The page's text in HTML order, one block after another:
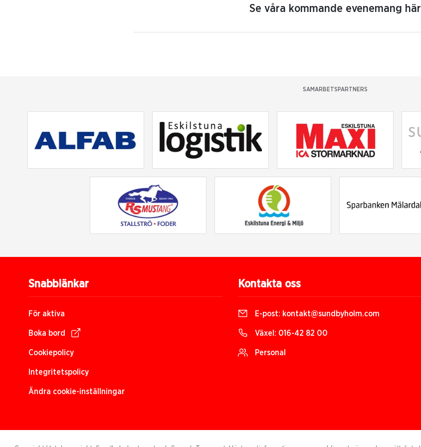
Se våra kommande evenemang här
SAMARBETSPARTNERS
Snabblänkar
För aktiva
Boka bord
Cookiepolicy
Integritetspolicy
Ändra cookie-inställningar
Kontakta oss
E-post: kontakt@sundbyholm.com
Växel: 016-42 82 00
Personal